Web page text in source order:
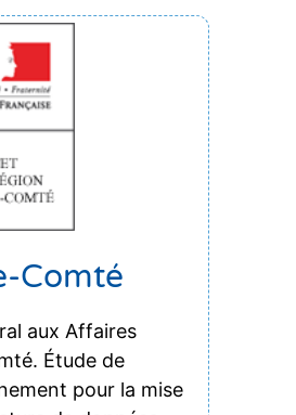
Comté
aux Affaires
Étude de
pour la mise